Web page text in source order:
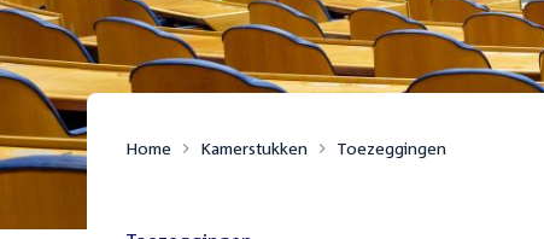
Home Kamerstukken Toezeggingen